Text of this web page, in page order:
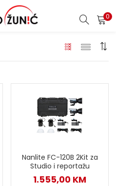
0
Nanlite FC-120B 2Kit za
Studio i reportažu
1.555,00 KM